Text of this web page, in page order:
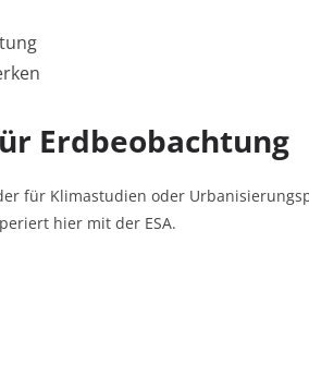
Erdbeobachtung
für Klimastudien oder
hier mit der ESA.